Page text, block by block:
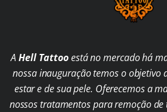
AHell Tattooestá no mercado há
nossa inauguração temos o objetivo
estar e de sua pele. Oferecemos a
nossos tratamentos para remoção